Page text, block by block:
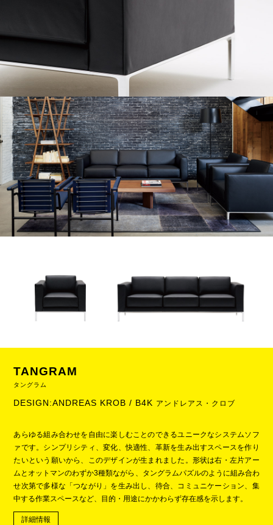
TANGRAM
タングラム
DESIGN:ANDREAS KROB / B4K アンドレアス・クロブ
あらゆる組み合わせを自由に楽しむことのできるユニークなシステムソフ
ァです。シンプリシティ、変化、快適性、革新を生み出すスペースを作り
たいという願いから、このデザインが生まれました。形状は右・左片アー
ムとオットマンのわずか3種類ながら、タングラムパズルのように組み合わ
せ次第で多様な「つながり」を生み出し、待合、コミュニケーション、集
中する作業スペースなど、目的・用途にかかわらず存在感を示します。
詳細情報